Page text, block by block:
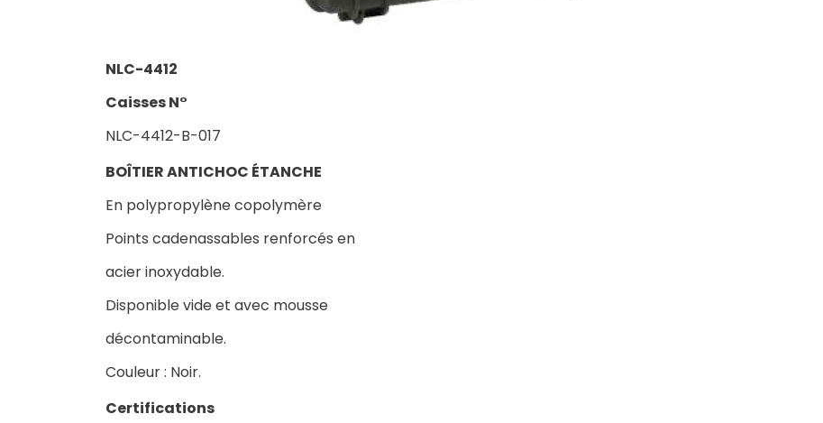
NLC-4412
Caisses N°
NLC-4412-B-017
BOÎTIER ANTICHOC ÉTANCHE
En polypropylène copolymère
Points cadenassables renforcés en
acier inoxydable.
Disponible vide et avec mousse
décontaminable.
Couleur : Noir.
Certifications